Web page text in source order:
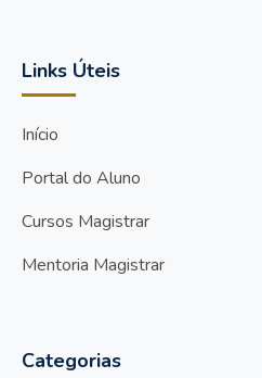
Links Úteis
Início
Portal do Aluno
Cursos Magistrar
Mentoria Magistrar
Categorias